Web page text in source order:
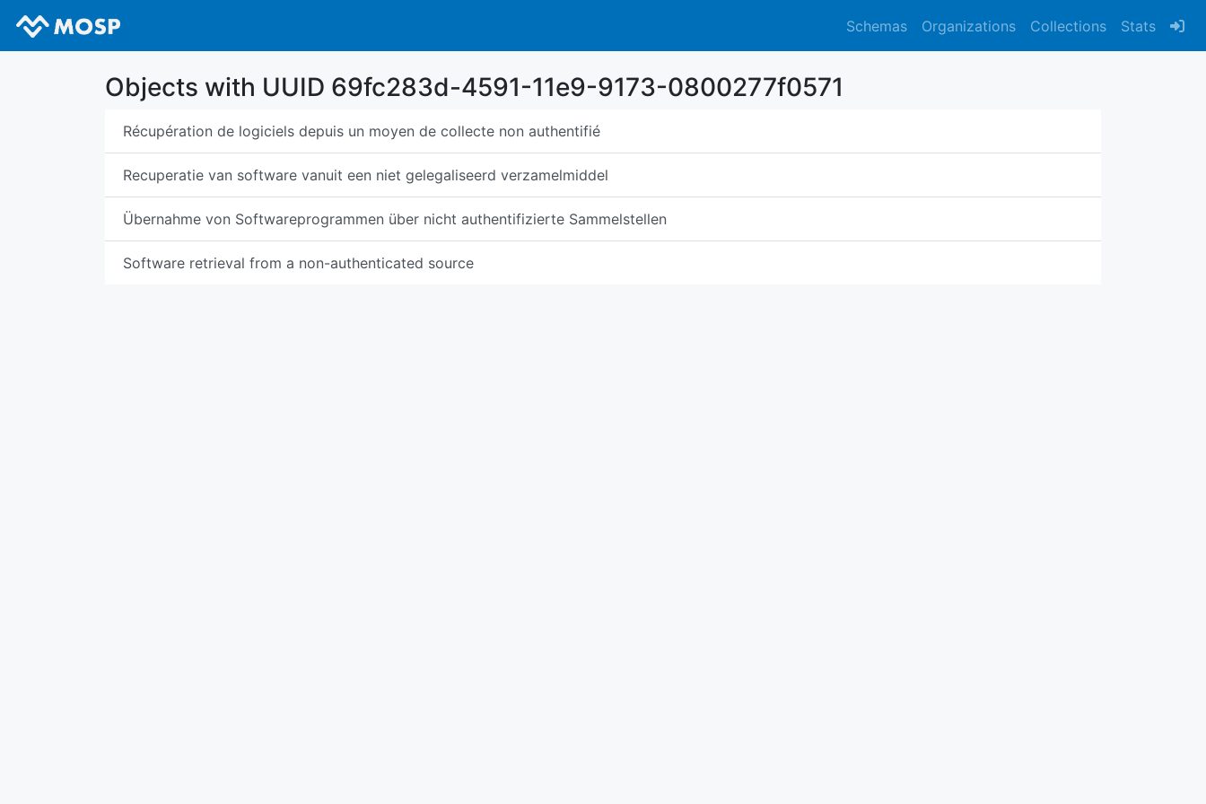
Schemas Organizations Collections Stats
Objects with UUID 69fc283d-4591-11e9-9173-0800277f0571
Récupération de logiciels depuis un moyen de collecte non authentifié
Recuperatie van software vanuit een niet gelegaliseerd verzamelmiddel
Übernahme von Softwareprogrammen über nicht authentifizierte Sammelstellen
Software retrieval from a non-authenticated source